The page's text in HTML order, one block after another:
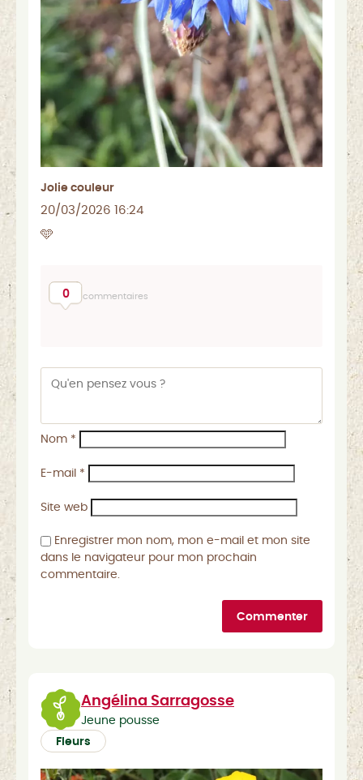
Jolie couleur
20/03/2026 16:24
🩵
0 commentaires
Nom *
E-mail *
Site web
Enregistrer mon nom, mon e-mail et mon site
dans le navigateur pour mon prochain
commentaire.
Commenter
Angélina Sarragosse
Jeune pousse
Fleurs